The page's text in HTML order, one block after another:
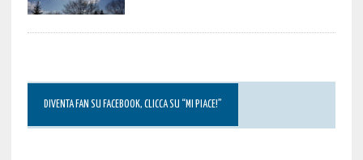
DIVENTA FAN SU FACEBOOK, CLICCA SU “MI PIACE!”